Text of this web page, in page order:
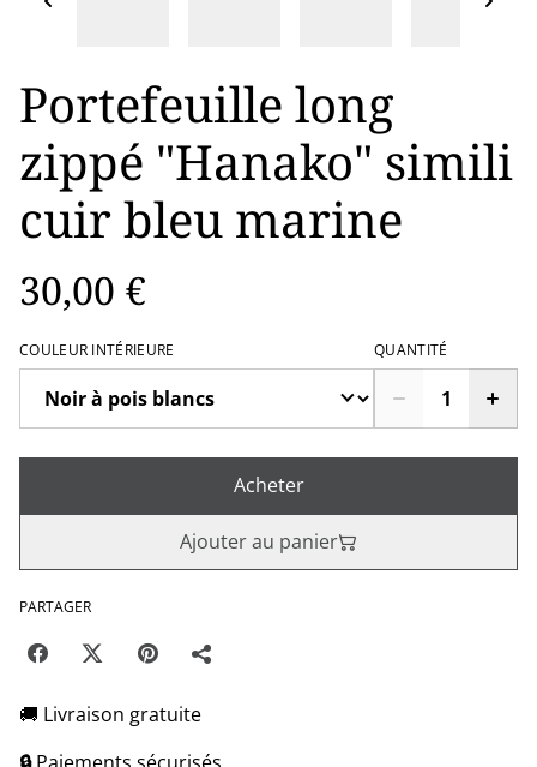
Portefeuille long
zippé "Hanako" simili
cuir bleu marine
30,00 €
COULEUR INTÉRIEURE QUANTITÉ
Acheter
Ajouter au panier
PARTAGER
🚚 Livraison gratuite